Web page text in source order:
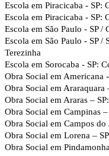
Escola em Piracicaba - SP:
Escola em Piracicaba - SP:
Escola em São Paulo - SP /
Escola em São Paulo - SP /
Terezinha
Escola em Sorocaba - SP:
Obra Social em Americana
Obra Social em
Obra Social em Araras –
Obra Social em Campinas
Obra Social em Campos do
Obra Social em Lorena –
Obra Social em